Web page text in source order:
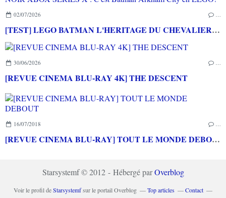
02/07/2026 …
[TEST] LEGO BATMAN L'HERITAGE DU CHEVALIER NOIR XBOX SERIES X : C'est Batman Arkham City en LEGO!
30/06/2026 …
[REVUE CINEMA BLU-RAY 4K] THE DESCENT
16/07/2018 …
[REVUE CINEMA BLU-RAY] TOUT LE MONDE DEBOUT
Starsystemf © 2012 - Hébergé parOverblog
Voir le profil deStarsystemfsur le portail Overblog Top articles
Contact